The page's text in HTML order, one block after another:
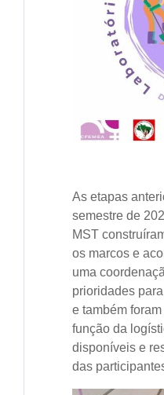
As etapas
semestre de
MST
os marcos e
uma
prioridades
e também
função da
disponíveis e
das